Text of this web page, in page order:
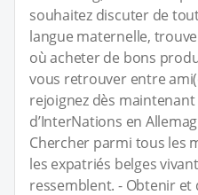
souhaitez discuter de
langue maternelle,
où acheter de bons
vous retrouver entre
rejoignez dès
d’InterNations en
Chercher parmi tous les
les expatriés belges
ressemblent. - Obtenir